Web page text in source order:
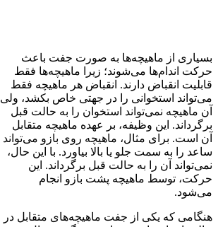
بسیاری از ماهیچه‌ها به صورت جفت باعث
حرکت اندام‌ها می‌شوند؛ زیرا ماهیچه‌ها فقط
قابلیت انقباض دارند. انقباض هر ماهیچه فقط
می‌تواند استخوانی را در جهتی خاص بکشد، ولی
آن ماهیچه نمی‌تواند استخوان را به حالت قبل
برگرداند. این وظیفه، بر عهده ماهیچه متقابل
آن است. برای مثال، ماهیچه روی بازو می‌تواند
ساعد را به سمت جلو یا بالا بیاورد. با این حال،
نمی‌تواند آن را به حالت قبل برگرداند. این
حرکت، توسط ماهیچه پشت بازو انجام
می‌شود.
هنگامی که یکی از جفت ماهیچه‌های متقابل در